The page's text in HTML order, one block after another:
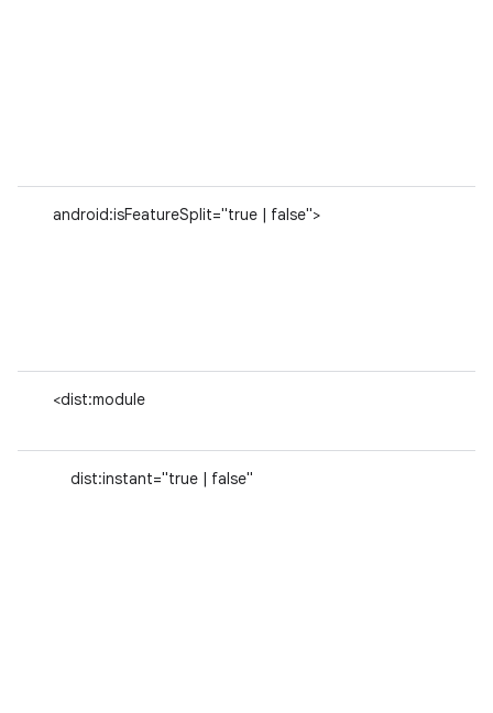
android:isFeatureSplit="true | false">
<dist:module
dist:instant="true | false"